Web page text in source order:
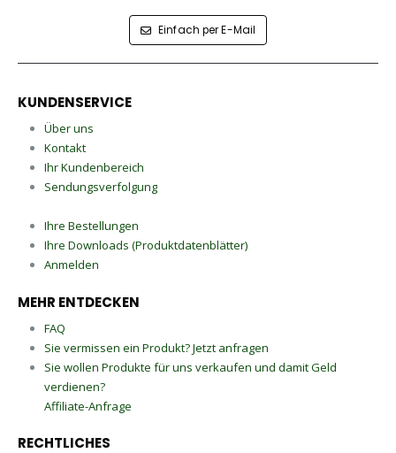
Einfach per E-Mail
KUNDENSERVICE
Über uns
Kontakt
Ihr Kundenbereich
Sendungsverfolgung
Ihre Bestellungen
Ihre Downloads (Produktdatenblätter)
Anmelden
MEHR ENTDECKEN
FAQ
Sie vermissen ein Produkt? Jetzt anfragen
Sie wollen Produkte für uns verkaufen und damit Geld
verdienen?
Affiliate-Anfrage
RECHTLICHES